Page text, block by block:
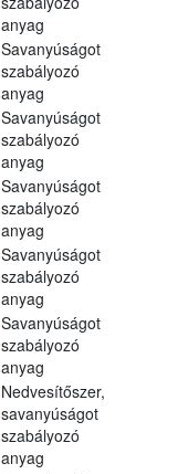
anyag
Savanyúságot
szabályozó
anyag
Savanyúságot
szabályozó
anyag
Savanyúságot
szabályozó
anyag
Savanyúságot
szabályozó
anyag
Savanyúságot
szabályozó
anyag
Nedvesítőszer,
savanyúságot
szabályozó
anyag